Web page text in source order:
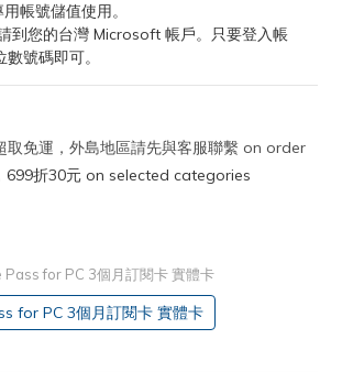
帳號儲值使用。
到您的台灣 Microsoft 帳戶。只要登入帳
號碼即可。
取免運，外島地區請先與客服聯繫 on order
699折30元 on selected categories
Pass for PC 3個月訂閱卡 實體卡
for PC 3個月訂閱卡 實體卡